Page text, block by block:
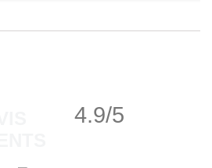
4.9/5